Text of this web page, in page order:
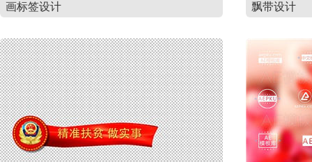
画标签设计
飘带设计